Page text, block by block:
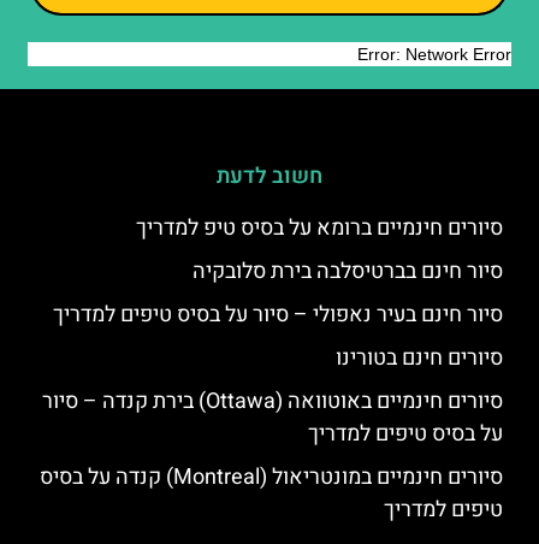
חשוב לדעת
סיורים חינמיים ברומא על בסיס טיפ למדריך
סיור חינם בברטיסלבה בירת סלובקיה
סיור חינם בעיר נאפולי – סיור על בסיס טיפים למדריך
סיורים חינם בטורינו
סיורים חינמיים באוטוואה (Ottawa) בירת קנדה – סיור
על בסיס טיפים למדריך
סיורים חינמיים במונטריאול (Montreal) קנדה על בסיס
טיפים למדריך